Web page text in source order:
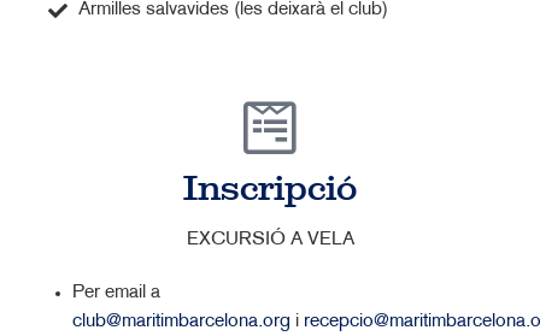
Armilles salvavides (les deixarà el club)
Inscripció
EXCURSIÓ A VELA
Per email a
club@maritimbarcelona.org i